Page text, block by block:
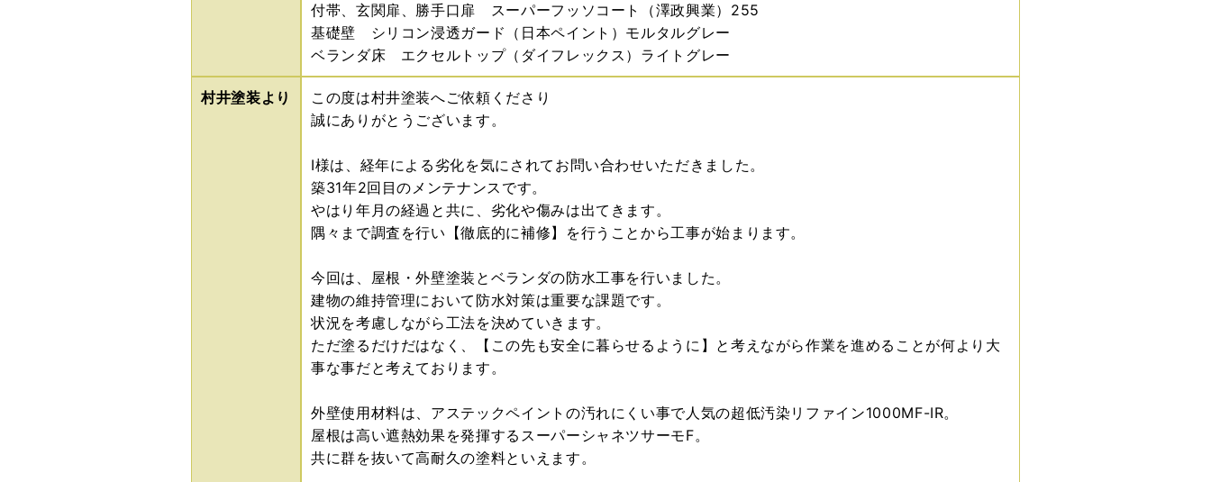
付帯、玄関扉、勝手口扉 スーパーフッソコート（澤政興業）255
基礎壁 シリコン浸透ガード（日本ペイント）モルタルグレー
ベランダ床 エクセルトップ（ダイフレックス）ライトグレー
村井塗装より
この度は村井塗装へご依頼くださり
誠にありがとうございます。
I様は、経年による劣化を気にされてお問い合わせいただきました。
築31年2回目のメンテナンスです。
やはり年月の経過と共に、劣化や傷みは出てきます。
隅々まで調査を行い【徹底的に補修】を行うことから工事が始まります。
今回は、屋根・外壁塗装とベランダの防水工事を行いました。
建物の維持管理において防水対策は重要な課題です。
状況を考慮しながら工法を決めていきます。
ただ塗るだけだはなく、【この先も安全に暮らせるように】と考えながら作業を進めることが何より大
事な事だと考えております。
外壁使用材料は、アステックペイントの汚れにくい事で人気の超低汚染リファイン1000MF-IR。
屋根は高い遮熱効果を発揮するスーパーシャネツサーモF。
共に群を抜いて高耐久の塗料といえます。